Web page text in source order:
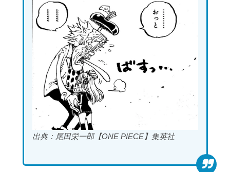
出典：尾田栄一郎【ONE PIECE】集英社